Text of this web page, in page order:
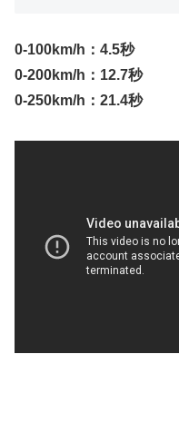
0-100km/h：4.5秒
0-200km/h：12.7秒
0-250km/h：21.4秒